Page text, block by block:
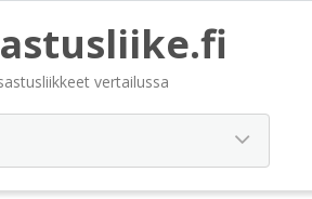
vertailussa